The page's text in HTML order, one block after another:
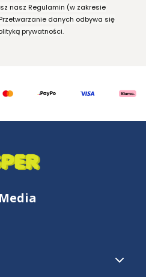
nasz Regulamin (w zakresie
danych odbywa się
prywatności.